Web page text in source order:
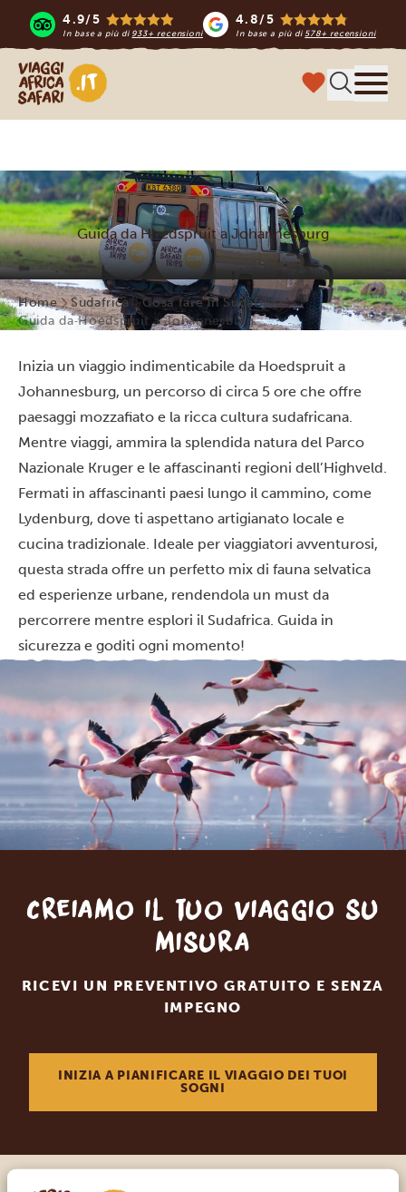
4.9/5
In base a più di 933+ recensioni
4.8/5
In base a più di578+ recensioni
Viaggi Africa Safari
Guida da Hoedspruit a Johannesburg
Home Sudafrica
Cosa fare in Sudafrica
Guida da Hoedspruit a Johannesburg
Inizia un viaggio indimenticabile da Hoedspruit a
Johannesburg, un percorso di circa 5 ore che offre
paesaggi mozzafiato e la ricca cultura sudafricana.
Mentre viaggi, ammira la splendida natura del Parco
Nazionale Kruger e le affascinanti regioni dell’Highveld.
Fermati in affascinanti paesi lungo il cammino, come
Lydenburg, dove ti aspettano artigianato locale e
cucina tradizionale. Ideale per viaggiatori avventurosi,
questa strada offre un perfetto mix di fauna selvatica
ed esperienze urbane, rendendola un must da
percorrere mentre esplori il Sudafrica. Guida in
sicurezza e goditi ogni momento!
Creiamo il tuo viaggio su
misura
RICEVI UN PREVENTIVO GRATUITO E SENZA
IMPEGNO
INIZIA A PIANIFICARE IL VIAGGIO DEI TUOI
SOGNI